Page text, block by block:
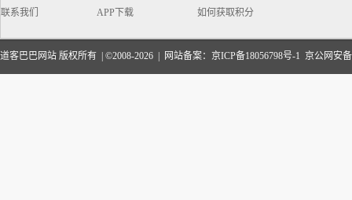
联系我们
APP下载
如何获取积分
道客巴巴网站 版权所有 | ©2008-2026 | 网站备案： 京ICP备18056798号-1 京公网安备